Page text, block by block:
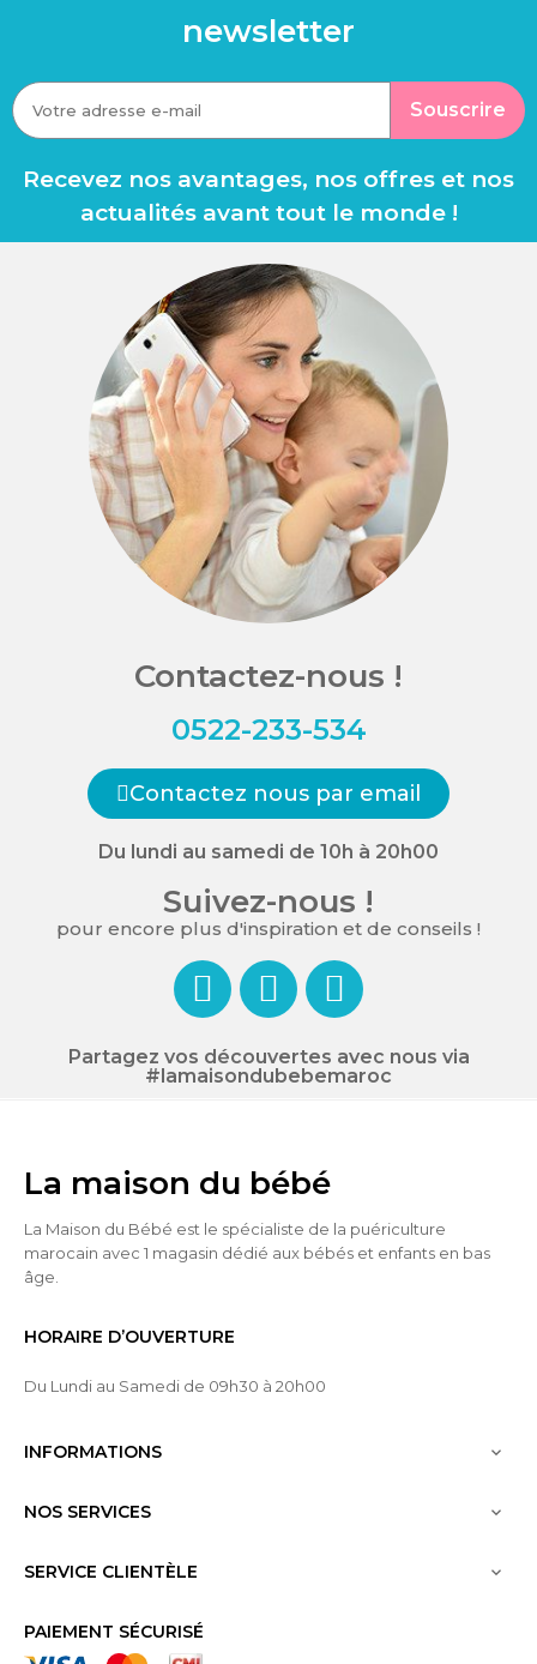
newsletter
Souscrire
Recevez nos avantages, nos offres et nos
actualités avant tout le monde !
Contactez-nous !
0522-233-534
Contactez nous par email
Du lundi au samedi de 10h à 20h00
Suivez-nous !
pour encore plus d'inspiration et de conseils !
Partagez vos découvertes avec nous via
#lamaisondubebemaroc
La maison du bébé
La Maison du Bébé est le spécialiste de la puériculture
marocain avec 1 magasin dédié aux bébés et enfants en bas
âge.
HORAIRE D’OUVERTURE
Du Lundi au Samedi de 09h30 à 20h00
INFORMATIONS 
NOS SERVICES 
SERVICE CLIENTÈLE 
PAIEMENT SÉCURISÉ